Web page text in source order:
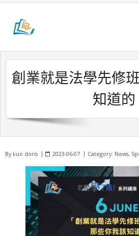
Skip
content
創業就是法學先修
知道的
By kuo doris 2023-06-07 Category: News,